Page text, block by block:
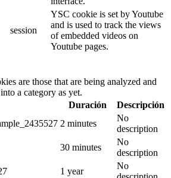
session
YSC cookie is set by Youtube
and is used to track the views
of embedded videos on
Youtube pages.
are those that are being analyzed and
a category as yet.
Duración
Descripción
2 minutes
No
description
30 minutes
No
description
1 year
No